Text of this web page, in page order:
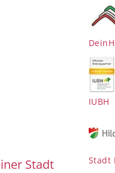
Stadt
IUBH
Stadt